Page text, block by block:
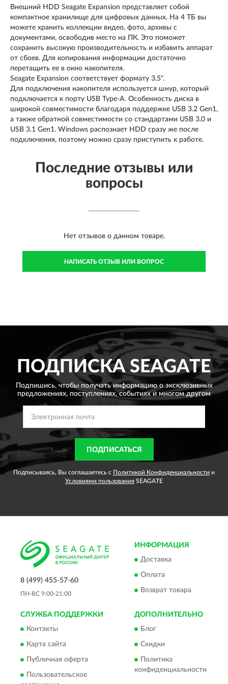
Внешний HDD Seagate Expansion представляет собой
компактное хранилище для цифровых данных. На 4 ТБ вы
можете хранить коллекции видео, фото, архивы с
документами, освободив место на ПК. Это поможет
сохранить высокую производительность и избавить аппарат
от сбоев. Для копирования информации достаточно
перетащить ее в окно накопителя.
Seagate Expansion соответствует формату 3.5".
Для подключения накопителя используется шнур, который
подключается к порту USB Type-A. Особенность диска в
широкой совместимости благодаря поддержке USB 3.2 Gen1,
а также обратной совместимости со стандартами USB 3.0 и
USB 3.1 Gen1. Windows распознает HDD сразу же после
подключения, поэтому можно сразу приступить к работе.
Последние отзывы или
вопросы
Нет отзывов о данном товаре.
НАПИСАТЬ ОТЗЫВ ИЛИ ВОПРОС
ПОДПИСКА SEAGATE
Подпишись, чтобы получать информацию о эксклюзивных
предложениях, поступлениях, событиях и многом другом
ПОДПИСАТЬСЯ
Подписываясь, Вы соглашаетесь с Политикой Конфиденциальности и
Условиями пользования SEAGATE
8 (499) 455-57-60
ПН-ВС 9:00-21:00
ИНФОРМАЦИЯ
Доставка
Оплата
Возврат товара
СЛУЖБА ПОДДЕРЖКИ
Контакты
Карта сайта
Публичная оферта
Пользовательское
ДОПОЛНИТЕЛЬНО
Блог
Скидки
Политика
конфиденциальности